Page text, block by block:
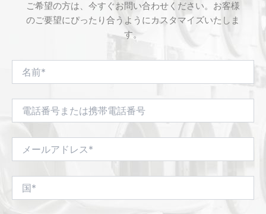
ご希望の方は、今すぐお問い合わせください。お客様
のご要望にぴったり合うようにカスタマイズいたしま
す。